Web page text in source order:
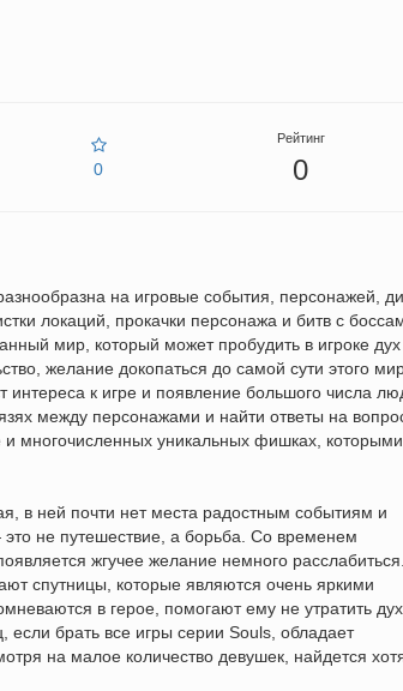
0
Рейтинг
0
на игровые события, персонажей,
локаций, прокачки персонажа и битв с
мир, который может пробудить в игроке дух
желание докопаться до самой сути этого
к игре и появление большого числа
между персонажами и найти ответы на
и многочисленных уникальных фишках,
в ней почти нет места радостным событиям и
не путешествие, а борьба. Со временем
жгучее желание немного расслабиться.
спутницы, которые являются очень яркими
в герое, помогают ему не утратить
брать все игры серии Souls, обладает
на малое количество девушек, найдется